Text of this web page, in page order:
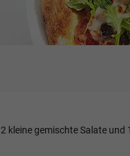
kleine gemischte Salate und